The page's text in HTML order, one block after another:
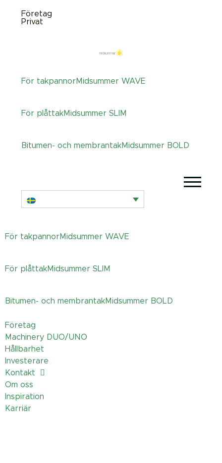
Företag
Privat
För takpannorMidsummer WAVE
För plåttakMidsummer SLIM
Bitumen- och membrantakMidsummer BOLD
För takpannorMidsummer WAVE
För plåttakMidsummer SLIM
Bitumen- och membrantakMidsummer BOLD
Företag
Machinery DUO/UNO
Hållbarhet
Investerare
Kontakt
Om oss
Inspiration
Karriär